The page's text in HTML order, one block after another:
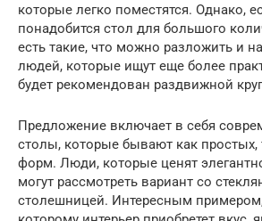
которые легко поместятся. Однако,
понадобится стол для большого
есть такие, что можно разложить и
людей, которые ищут еще более
будет рекомендован раздвижной
Предложение включает в себя
столы, которые бывают как простых,
форм. Люди, которые ценят
могут рассмотреть вариант со
столешницей. Интересным примером,